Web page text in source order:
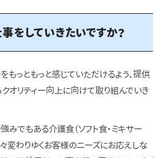
をしていきたいですか？
もっともっと感じていただけるよう、提供
オリティー向上に向けて取り組んでいき
みでもある介護食（ソフト食・ミキサー
々変わりゆくお客様のニーズにお応えしな